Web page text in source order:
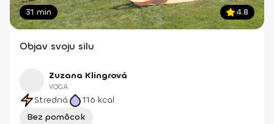
31 min 4.8
Objav svoju silu
Zuzana Klingrová
YOGA
Stredná 116 kcal
Bez pomôcok